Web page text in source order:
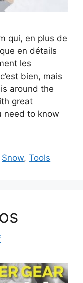
qui, en plus de
en détails
les
bien, mais
around the
great
need to know
Snow,Tools